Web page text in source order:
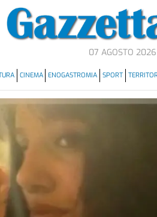
07 AGOSTO
CINEMA ENOGASTROMIA SPORT